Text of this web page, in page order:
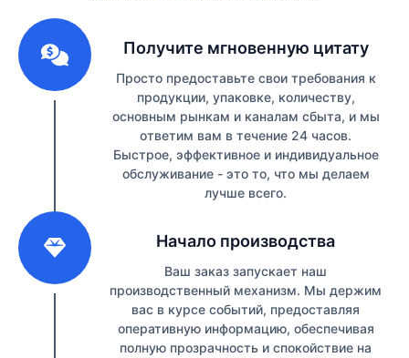
Получите мгновенную цитату
Просто предоставьте свои требования к
продукции, упаковке, количеству,
основным рынкам и каналам сбыта, и мы
ответим вам в течение 24 часов.
Быстрое, эффективное и индивидуальное
обслуживание - это то, что мы делаем
лучше всего.
Начало производства
Ваш заказ запускает наш
производственный механизм. Мы держим
вас в курсе событий, предоставляя
оперативную информацию, обеспечивая
полную прозрачность и спокойствие на